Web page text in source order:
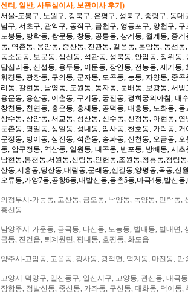
센터, 일반, 사무실이사, 보관이사 후기)
서울-도봉구, 노원구, 강북구, 은평구, 성북구, 중랑구, 동
남구, 서초구, 관악구, 동작구, 금천구, 영등포구, 양천구, 구
도봉동, 방학동, 쌍문동, 창동, 공릉동, 상계동, 월계동, 중
동, 역촌동, 응암동, 증산동, 진관동, 길음동, 돈암동, 동선동,
동소문동, 보문동, 삼선동, 석관동, 성북동, 안암동, 장위동
답십리동, 신설동, 용두동, 이문동, 장안동, 전농동, 제기동,
휘경동, 광장동, 구의동, 군자동, 도곡동, 능동, 자양동, 중
리동, 갈현동, 남영동, 도원동, 동자동, 문배동, 보광동, 서빙
용문동, 용산동, 이촌동, 구기동, 궁전동, 경희궁의아침, 내
창천동, 천연동, 홍은동, 홍제동, 공덕동, 대흥동, 도화동, 동
상수동, 상암동, 서교동, 성산동, 신수동, 신정동, 아현동,
둔촌동, 명일동, 상일동, 성내동, 암사동, 천호동, 가락동, 거
문정동, 방이동, 삼전동, 석촌동, 송파동, 신천동, 오금동,
동, 압구정동, 역삼동, 일원동, 내곡동, 반포동, 방배동, 서
남현동,봉천동,서원동,신림동,인헌동,조원동,청룡동,청림
산동,시흥동,당산동,대림동,문래동,신길동,양평동,목동,신
오류동,가양7동,공항6동,내발산동,등촌5동,마곡4동,발산
의정부시-가능동, 고산동, 금오동, 낙양동, 녹양동, 민락동,
흥선동
남양주시-가운동, 금곡동, 다산동, 도농동, 별내동, 별내면,
금동, 진건읍, 퇴계원면, 평내동, 호평동, 화도읍
양주시-고암동, 고읍동, 광사동, 광적면, 덕계동, 마전동,
고양시-덕양구, 일산동구, 일산서구, 고양동, 관산동, 내곡
장항동, 정발산동, 중산동, 가좌동, 구산동, 대화동, 덕이동,